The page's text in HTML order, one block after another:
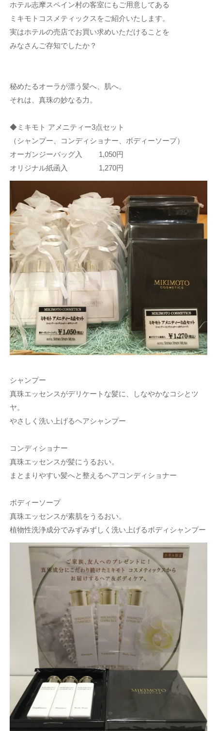
ホテル志摩スペイン村の客室にもご用意してある
ミキモトコスメティックスをご紹介いたします。
実はホテルの売店でお買い求めいただけることを
みなさんご存知でしたか？
秘めたるオーラが漂う髪へ、肌へ。
それは、真珠の妙なる力。
◆ミキモト アメニティー3点セット
（シャンプー、コンディショナー、ボディーソープ）
オーガンジーバッグ入 1,050円
オリジナル紙函入 1,270円
シャンプー
真珠エッセンスがデリケートな髪に、しなやかなコシとツ
ヤ。
やさしく洗い上げるヘアシャンプー
コンディショナー
真珠エッセンスが髪にうるおい。
まとまりやすい髪へと整えるヘアコンディショナー
ボディーソープ
真珠エッセンスが素肌をうるおい。
植物性洗浄成分でみずみずしく洗い上げるボディシャンプー